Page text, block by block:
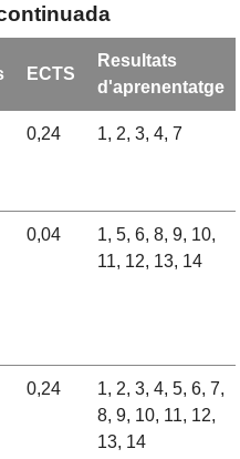
ECTS
Resultats
d'aprenentatge
0,24 1, 2, 3, 4, 7
0,04
1, 5, 6, 8, 9, 10,
11, 12, 13, 14
0,24
1, 2, 3, 4, 5, 6, 7,
8, 9, 10, 11, 12,
13, 14